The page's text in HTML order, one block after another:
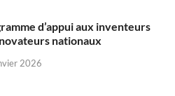
d’appui aux inventeurs
nationaux
2026